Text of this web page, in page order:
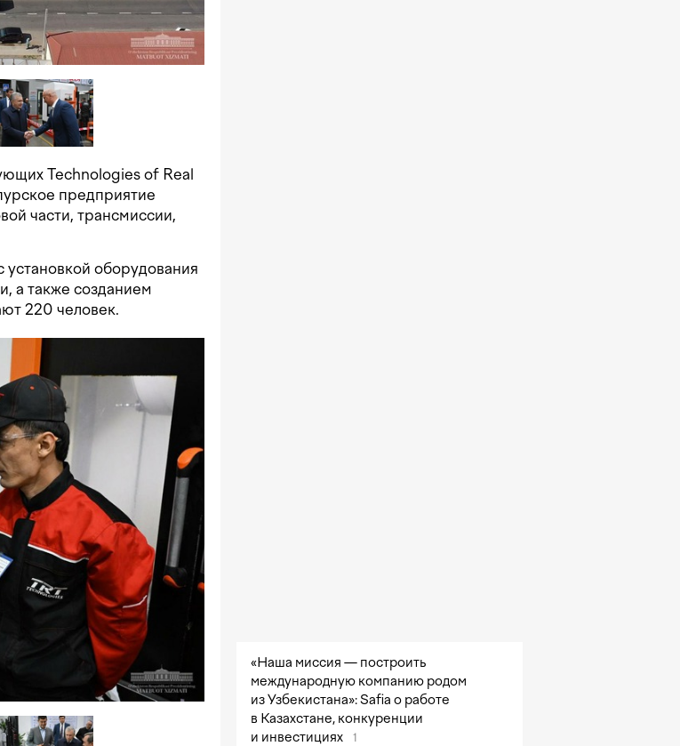
Technologies of Real
предприятие
части, трансмиссии,
оборудования
а также созданием
220 человек.
«Наша миссия — построить
международную компанию родом
из Узбекистана»: Safia о работе
в Казахстане, конкуренции
и инвестициях
1